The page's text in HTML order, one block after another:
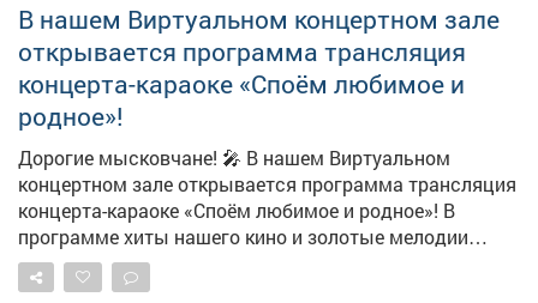
В нашем Виртуальном концертном зале
открывается программа трансляция
концерта-караоке «Споём любимое и
родное»!
Дорогие мысковчане! 🎤 В нашем Виртуальном
концертном зале открывается программа трансляция
концерта-караоке «Споём любимое и родное»! В
программе хиты нашего кино и золотые мелодии
советской и российской эстрады. 🎻 Атмосферу
праздника создадут харизматичные петербургские